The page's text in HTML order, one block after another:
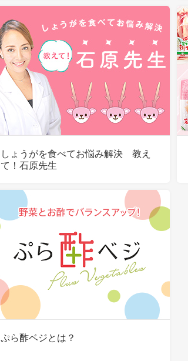
しょうがを食べてお悩み解決 教え
て！石原先生
ぷら酢ベジとは？